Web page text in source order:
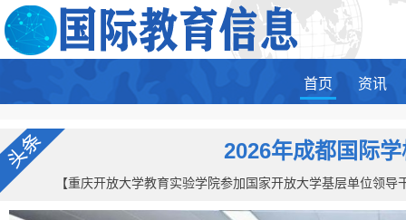
首页 资讯
2026年成都国际
【重庆开放大学教育实验学院参加国家开放大学基层单位领导